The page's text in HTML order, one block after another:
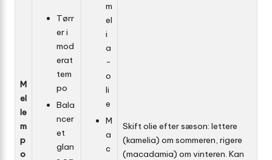
M
el
le
m
p
o
Tørr
er i
mod
erat
tem
po
Bala
ncer
et
glan
m
el
i
a
­
o
li
e
M
a
c
Skift olie efter sæson: lettere
(kamelia) om sommeren, rigere
(macadamia) om vinteren. Kan